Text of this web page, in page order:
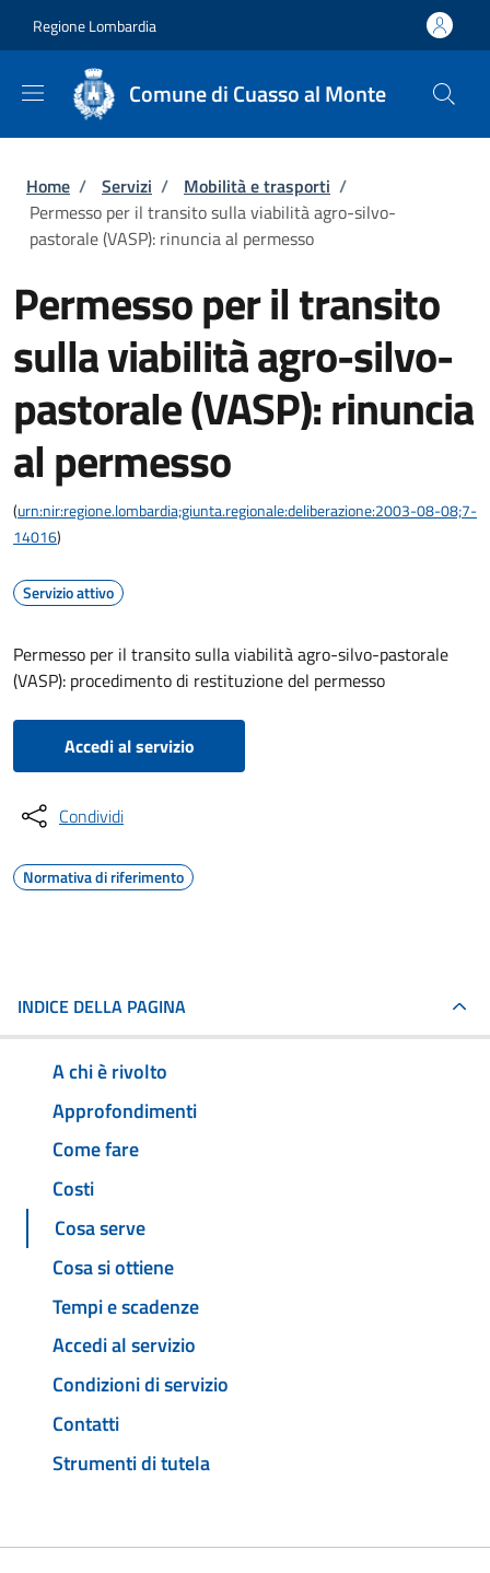
Regione Lombardia
Comune di Cuasso al Monte
Briciole di pane
Home / Servizi / Mobilità e trasporti /
Permesso per il transito sulla viabilità agro-silvo-
pastorale (VASP): rinuncia al permesso
Permesso per il transito
sulla viabilità agro-silvo-
pastorale (VASP): rinuncia
al permesso
(urn:nir:regione.lombardia;giunta.regionale:deliberazione:2003-08-08;7-
14016)
Servizio attivo
Permesso per il transito sulla viabilità agro-silvo-pastorale
(VASP): procedimento di restituzione del permesso
Accedi al servizio
Condividi
Normativa di riferimento
INDICE DELLA PAGINA
A chi è rivolto
Approfondimenti
Come fare
Costi
Cosa serve
Cosa si ottiene
Tempi e scadenze
Accedi al servizio
Condizioni di servizio
Contatti
Strumenti di tutela